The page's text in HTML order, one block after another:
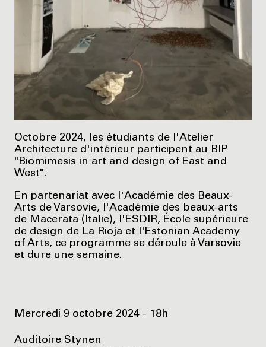
Octobre 2024, les étudiants de l'Atelier
Architecture d'intérieur participent au BIP
"Biomimesis in art and design of East and
West".
En partenariat avec l'Académie des Beaux-
Arts de Varsovie, l'Académie des beaux-arts
de Macerata (Italie), l'ESDIR, École supérieure
de design de La Rioja et l'Estonian Academy
of Arts, ce programme se déroule à Varsovie
et dure une semaine.
Mercredi 9 octobre 2024 - 18h
Auditoire Stynen